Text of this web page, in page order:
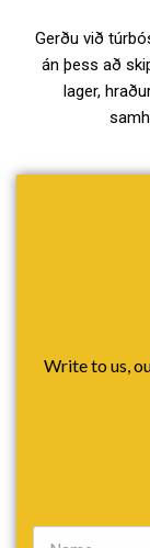
Gerðu við
án þess að
lager,
Write to us,